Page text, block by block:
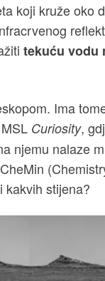
koji kruže oko
tekuću vodu
Ima
Curiosity,
njemu nalaze
kakvih stijena?